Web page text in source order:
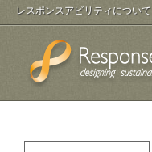
レスポンスアビリティについて